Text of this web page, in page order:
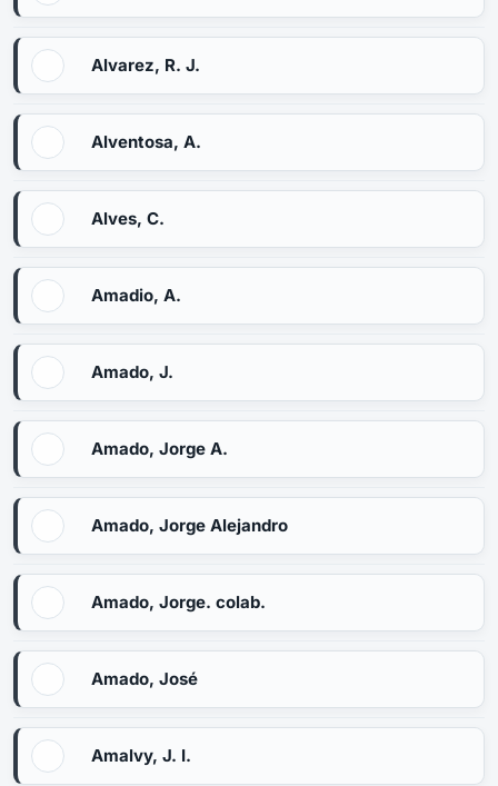
Alvarez, R. J.
Alventosa, A.
Alves, C.
Amadio, A.
Amado, J.
Amado, Jorge A.
Amado, Jorge Alejandro
Amado, Jorge. colab.
Amado, José
Amalvy, J. I.